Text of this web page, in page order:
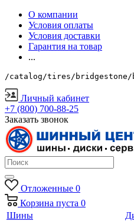
О компании
Условия оплаты
Условия доставки
Гарантия на товар
...
/catalog/tires/bridgestone/
Личный кабинет
+7 (800) 700-88-25
Заказать звонок
Отложенные 0
Корзина пуста 0
Шины